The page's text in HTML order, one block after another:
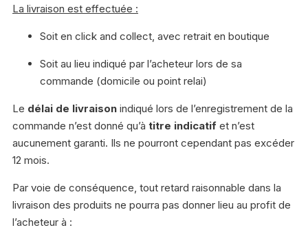
La livraison est effectuée :
Soit en click and collect, avec retrait en boutique
Soit au lieu indiqué par l’acheteur lors de sa
commande (domicile ou point relai)
Le délai de livraison indiqué lors de l’enregistrement de la
commande n’est donné qu’à titre indicatif et n’est
aucunement garanti. Ils ne pourront cependant pas excéder
12 mois.
Par voie de conséquence, tout retard raisonnable dans la
livraison des produits ne pourra pas donner lieu au profit de
l’acheteur à :